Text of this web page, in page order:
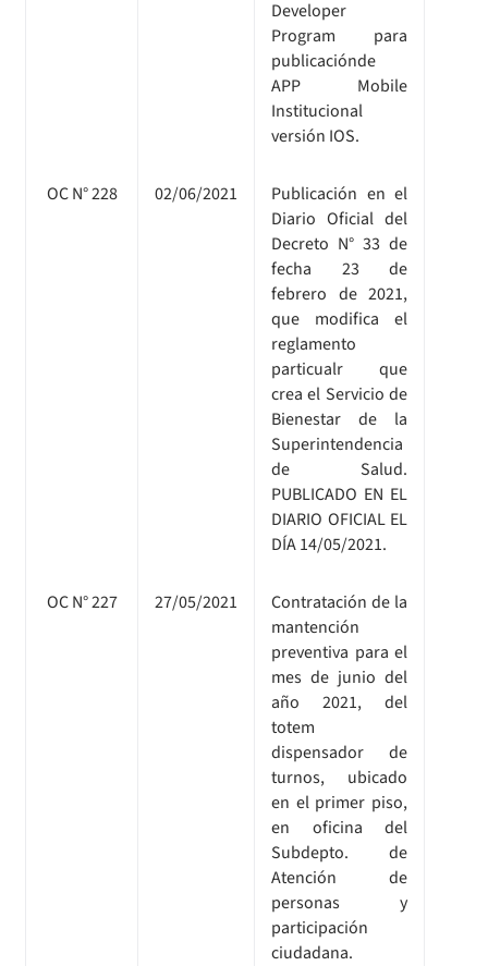
Developer
Program para
publicaciónde
APP Mobile
Institucional
versión IOS.
OC N° 228 02/06/2021
Publicación en el
Diario Oficial del
Decreto N° 33 de
fecha 23 de
febrero de 2021,
que modifica el
reglamento
particualr que
crea el Servicio de
Bienestar de la
Superintendencia
de Salud.
PUBLICADO EN EL
DIARIO OFICIAL EL
DÍA 14/05/2021.
OC N° 227 27/05/2021
Contratación de la
mantención
preventiva para el
mes de junio del
año 2021, del
totem
dispensador de
turnos, ubicado
en el primer piso,
en oficina del
Subdepto. de
Atención de
personas y
participación
ciudadana.